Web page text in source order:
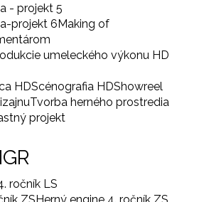
- projekt 5
projekt 6Making of
umeleckého výkonu HD
HDScénografia HDShowreel
Tvorba herného prostredia
projekt
ročník LS